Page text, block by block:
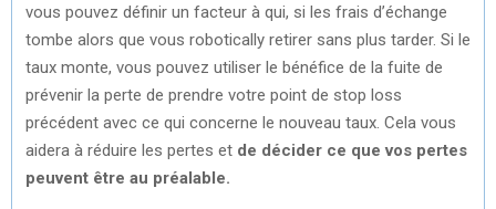
vous pouvez définir un facteur à qui, si les frais d’échange
tombe alors que vous robotically retirer sans plus tarder. Si le
taux monte, vous pouvez utiliser le bénéfice de la fuite de
prévenir la perte de prendre votre point de stop loss
précédent avec ce qui concerne le nouveau taux. Cela vous
aidera à réduire les pertes et de décider ce que vos pertes
peuvent être au préalable.